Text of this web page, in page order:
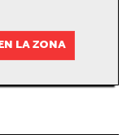
LA ZONA